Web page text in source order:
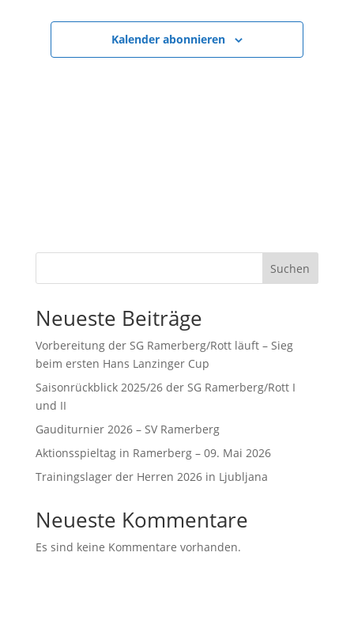
Kalender abonnieren
Suchen
Neueste Beiträge
Vorbereitung der SG Ramerberg/Rott läuft – Sieg
beim ersten Hans Lanzinger Cup
Saisonrückblick 2025/26 der SG Ramerberg/Rott I
und II
Gauditurnier 2026 – SV Ramerberg
Aktionsspieltag in Ramerberg – 09. Mai 2026
Trainingslager der Herren 2026 in Ljubljana
Neueste Kommentare
Es sind keine Kommentare vorhanden.